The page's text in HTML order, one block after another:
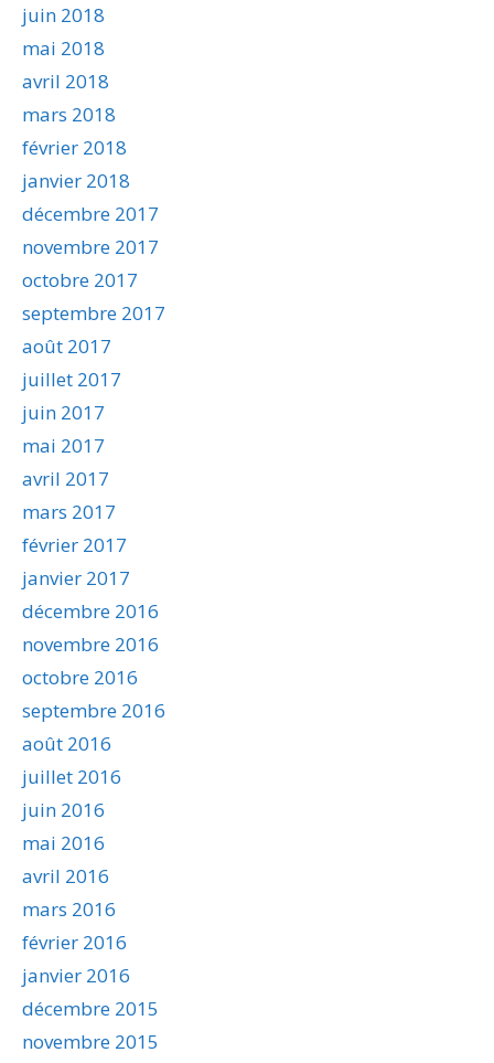
juin 2018
mai 2018
avril 2018
mars 2018
février 2018
janvier 2018
décembre 2017
novembre 2017
octobre 2017
septembre 2017
août 2017
juillet 2017
juin 2017
mai 2017
avril 2017
mars 2017
février 2017
janvier 2017
décembre 2016
novembre 2016
octobre 2016
septembre 2016
août 2016
juillet 2016
juin 2016
mai 2016
avril 2016
mars 2016
février 2016
janvier 2016
décembre 2015
novembre 2015